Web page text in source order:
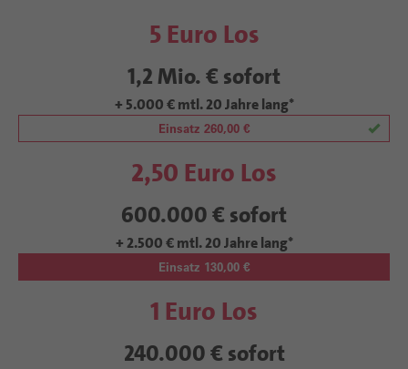
5 Euro Los
1,2 Mio. € sofort
+ 5.000 € mtl. 20 Jahre lang*
Einsatz 260,00 €
2,50 Euro Los
600.000 € sofort
+ 2.500 € mtl. 20 Jahre lang*
Einsatz 130,00 €
1 Euro Los
240.000 € sofort